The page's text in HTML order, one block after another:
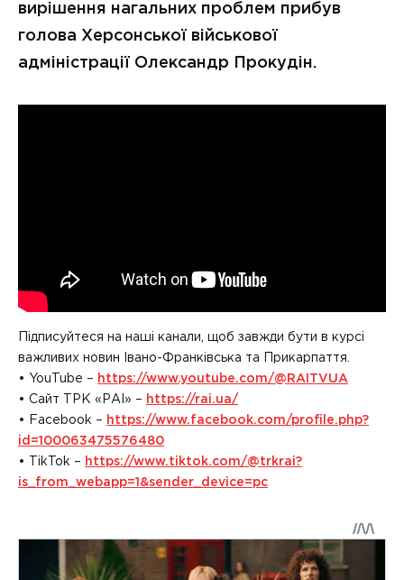
вирішення нагальних проблем прибув
голова Херсонської військової
адміністрації Олександр Прокудін.
Підписуйтеся на наші канали, щоб завжди бути в курсі
важливих новин Івано-Франківська та Прикарпаття.
• YouTube – https://www.youtube.com/@RAITVUA
• Сайт ТРК «РАІ» – https://rai.ua/
• Facebook – https://www.facebook.com/profile.php?
id=100063475576480
• TikTok – https://www.tiktok.com/@trkrai?
is_from_webapp=1&sender_device=pc